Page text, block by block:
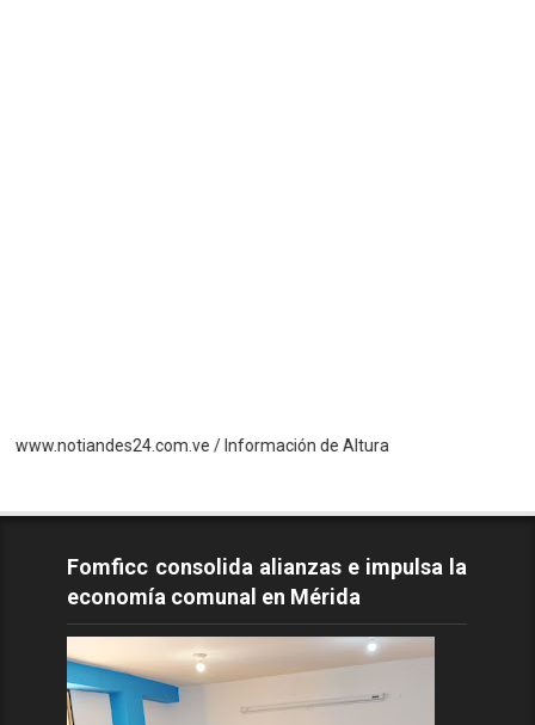
/ Información de Altura
Fomficc consolida alianzas e impulsa la
economía comunal en Mérida